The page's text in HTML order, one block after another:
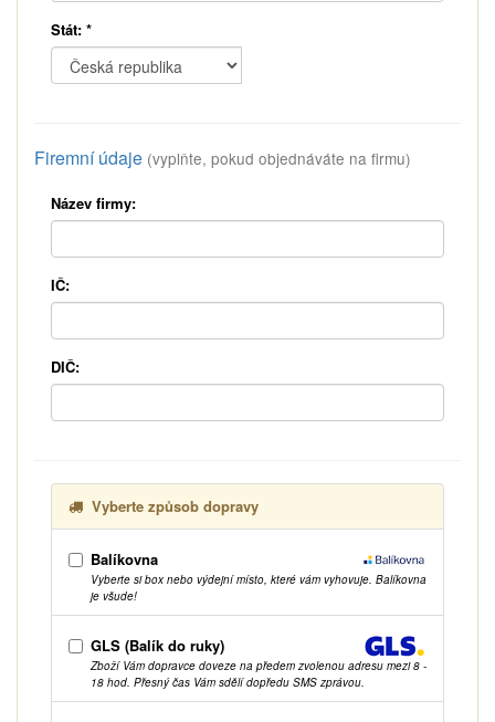
Stát: *
Firemní údaje (vyplňte, pokud objednáváte na firmu)
Název firmy:
IČ:
DIČ:
Vyberte způsob dopravy
Balíkovna
Vyberte si box nebo výdejní místo, které vám vyhovuje. Balíkovna
je všude!
GLS (Balík do ruky)
Zboží Vám dopravce doveze na předem zvolenou adresu mezi 8 -
18 hod. Přesný čas Vám sdělí dopředu SMS zprávou.